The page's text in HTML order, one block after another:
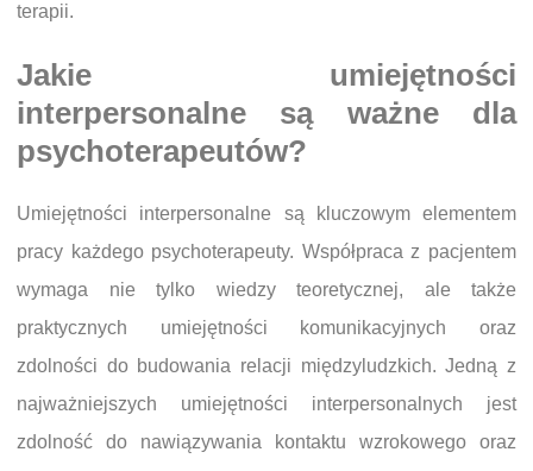
terapii.
Jakie umiejętności
interpersonalne są ważne dla
psychoterapeutów?
Umiejętności interpersonalne są kluczowym elementem
pracy każdego psychoterapeuty. Współpraca z pacjentem
wymaga nie tylko wiedzy teoretycznej, ale także
praktycznych umiejętności komunikacyjnych oraz
zdolności do budowania relacji międzyludzkich. Jedną z
najważniejszych umiejętności interpersonalnych jest
zdolność do nawiązywania kontaktu wzrokowego oraz